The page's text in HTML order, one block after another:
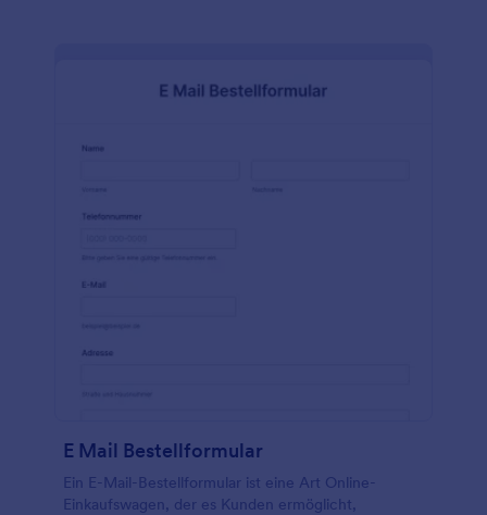
E Mail Bestellformular
Ein E-Mail-Bestellformular ist eine Art Online-
Einkaufswagen, der es Kunden ermöglicht,